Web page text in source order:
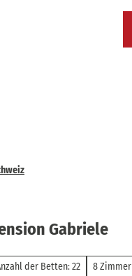
Gabriele
der Betten: 22 8 Zimmer